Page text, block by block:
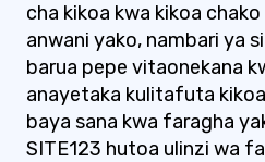
cha kikoa kwa kikoa chako
anwani yako, nambari ya
barua pepe vitaonekana
anayetaka kulitafuta
baya sana kwa faragha
SITE123 hutoa ulinzi wa